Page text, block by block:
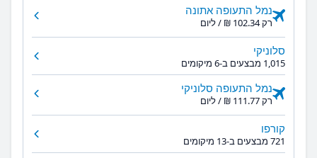
נמל התעופה אתונה
רק ‏102.34 ‏₪ / ליום
סלוניקי
1,015 מבצעים ב-6 מיקומים
נמל התעופה סלוניקי
רק ‏111.77 ‏₪ / ליום
קורפו
721 מבצעים ב-13 מיקומים